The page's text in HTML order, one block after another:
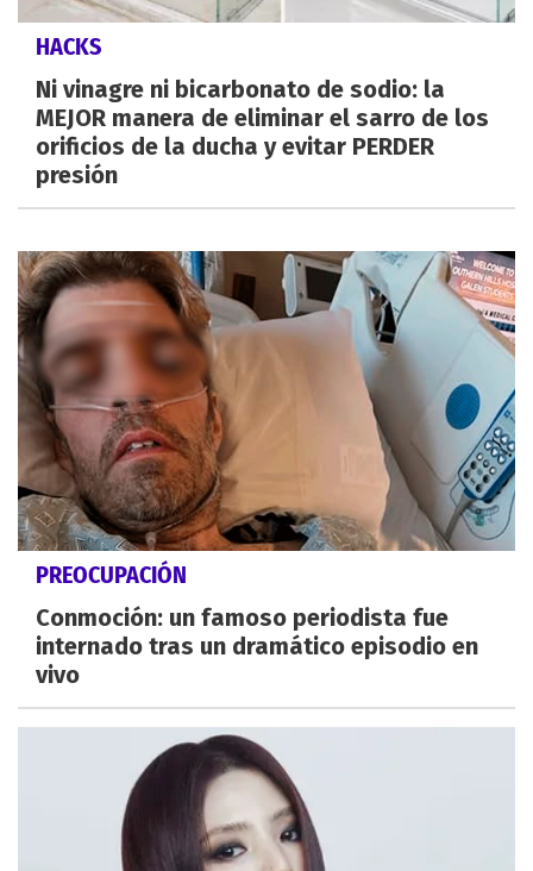
HACKS
Ni vinagre ni bicarbonato de sodio: la
MEJOR manera de eliminar el sarro de los
orificios de la ducha y evitar PERDER
presión
PREOCUPACIÓN
Conmoción: un famoso periodista fue
internado tras un dramático episodio en
vivo